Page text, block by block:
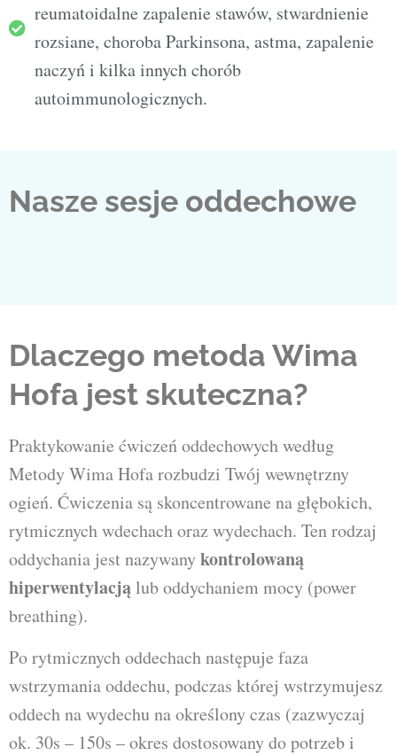
reumatoidalne zapalenie stawów, stwardnienie
rozsiane, choroba Parkinsona, astma, zapalenie
naczyń i kilka innych chorób
autoimmunologicznych.
Nasze sesje oddechowe
Dlaczego metoda Wima
Hofa jest skuteczna?
Praktykowanie ćwiczeń oddechowych według
Metody Wima Hofarozbudzi Twój wewnętrzny
ogień. Ćwiczenia są skoncentrowane na głębokich,
rytmicznych wdechach oraz wydechach. Ten rodzaj
oddychania jest nazywanykontrolowaną
hiperwentylacjąlub oddychaniem mocy (power
breathing).
Po rytmicznych oddechach następuje faza
wstrzymania oddechu, podczas której wstrzymujesz
oddech na wydechu na określony czas (zazwyczaj
ok. 30s – 150s – okres dostosowany do potrzeb i